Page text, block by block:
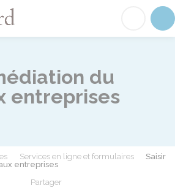
du
entreprises
Services en ligne et formulaires
Saisir
entreprises
Partager